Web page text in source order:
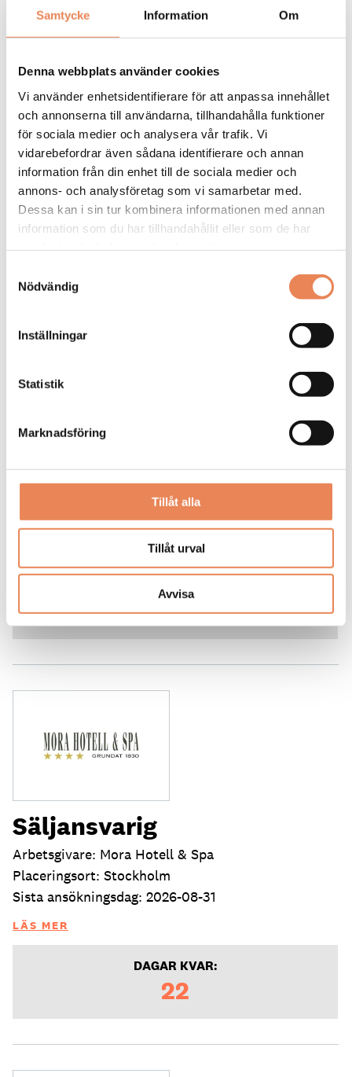
Samtycke Information Om
Denna webbplats använder cookies
Vi använder enhetsidentifierare för att anpassa innehållet
och annonserna till användarna, tillhandahålla funktioner
för sociala medier och analysera vår trafik. Vi
vidarebefordrar även sådana identifierare och annan
information från din enhet till de sociala medier och
annons- och analysföretag som vi samarbetar med.
Dessa kan i sin tur kombinera informationen med annan
information som du har tillhandahållit eller som de har
Nödvändig
Inställningar
Statistik
Marknadsföring
Tillåt alla
Tillåt urval
Avvisa
General
Manager/Hotelldirektör
Arbetsgivare: Quality Hotel Grand
Placeringsort: Falun
Sista ansökningsdag: 2026-09-04
LÄS MER
DAGAR KVAR:
26
Kock
Arbetsgivare: Smådalarö Gård Hotell & Spa
Sista ansökningsdag: 2026-08-30
DAGAR KVAR:
21
Säljansvarig
Arbetsgivare: Mora Hotell & Spa
Placeringsort: Stockholm
Sista ansökningsdag: 2026-08-31
LÄS MER
DAGAR KVAR:
22